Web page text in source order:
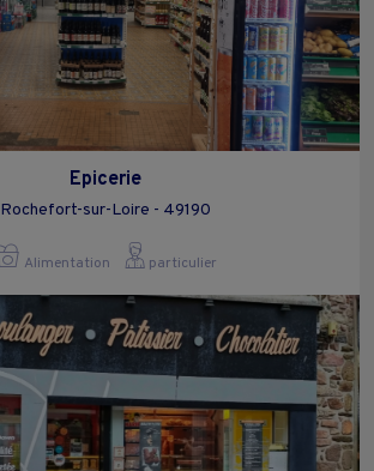
Epicerie
Rochefort-sur-Loire - 49190
Alimentation particulier